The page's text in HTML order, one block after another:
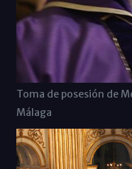
Toma de posesión de
Málaga